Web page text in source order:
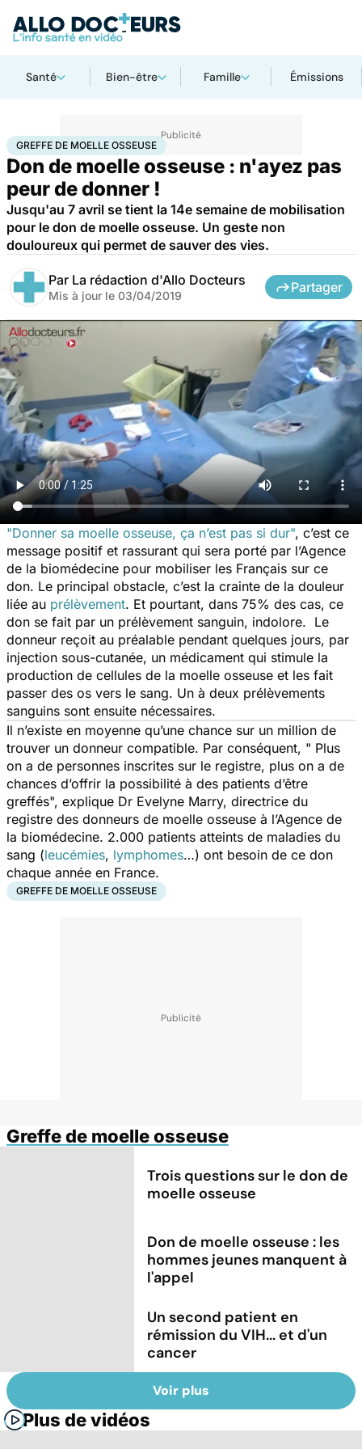
Santé Bien-être Famille Émissions
AccueilSantéGreffe de moelle osseuse
GREFFE DE MOELLE OSSEUSE
Don de moelle osseuse : n'ayez pas
peur de donner !
Jusqu'au 7 avril se tient la 14e semaine de mobilisation
pour le don de moelle osseuse. Un geste non
douloureux qui permet de sauver des vies.
Par La rédaction d'Allo Docteurs
Mis à jour le 03/04/2019
Partager
"Donner sa moelle osseuse, ça n’est pas si dur", c’est ce
message positif et rassurant qui sera porté par l’Agence
de la biomédecine pour mobiliser les Français sur ce
don. Le principal obstacle, c’est la crainte de la douleur
liée au prélèvement. Et pourtant, dans 75% des cas, ce
don se fait par un prélèvement sanguin, indolore. Le
donneur reçoit au préalable pendant quelques jours, par
injection sous-cutanée, un médicament qui stimule la
production de cellules de la moelle osseuse et les fait
passer des os vers le sang. Un à deux prélèvements
sanguins sont ensuite nécessaires.
Il n’existe en moyenne qu’une chance sur un million de
trouver un donneur compatible. Par conséquent, " Plus
on a de personnes inscrites sur le registre, plus on a de
chances d’offrir la possibilité à des patients d’être
greffés", explique Dr Evelyne Marry, directrice du
registre des donneurs de moelle osseuse à l’Agence de
la biomédecine. 2.000 patients atteints de maladies du
sang (leucémies, lymphomes…) ont besoin de ce don
chaque année en France.
GREFFE DE MOELLE OSSEUSE
Greffe de moelle osseuse
Trois questions sur le don de
moelle osseuse
Don de moelle osseuse : les
hommes jeunes manquent à
l'appel
Un second patient en
rémission du VIH... et d'un
cancer
Voir plus
Plus de vidéos